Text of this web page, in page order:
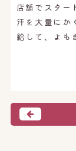
店舗でスター
汗を大量にか
給して、よも